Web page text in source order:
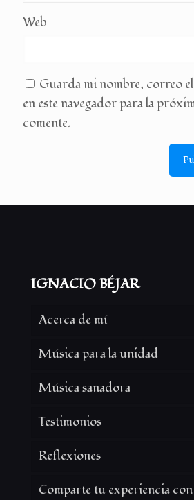
Web
Guarda mi nombre, correo
en este navegador para la
comente.
IGNACIO BÉJAR
Acerca de mí
Música para la unidad
Música sanadora
Testimonios
Reflexiones
Comparte tu experiencia